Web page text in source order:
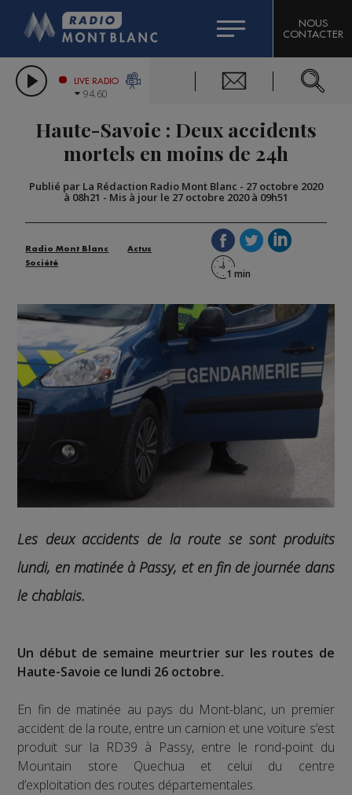
LES CHRONIQUES DE L'EXPERT
CITIZEN MACHINERY
GRAND MASSIF DOMAINES SKIABLES
BIGARD
COMPAGNIE DU MONT-BLANC
NOUS
CONTACTER
LIVE RADIO
94.60
Haute-Savoie : Deux accidents
mortels en moins de 24h
Publié par La Rédaction Radio Mont Blanc - 27 octobre 2020
à 08h21 - Mis à jour le 27 octobre 2020 à 09h51
Radio Mont Blanc
Actus
Société
Les deux accidents de la route se sont produits
lundi, en matinée à Passy, et en fin de journée dans
le chablais.
Un début de semaine meurtrier sur les routes de
Haute-Savoie ce lundi 26 octobre.
En fin de matinée au pays du Mont-blanc, un premier
accident de la route, entre un camion et une voiture s’est
produit sur la RD39 à Passy, entre le rond-point du
Mountain store Quechua et celui du centre
d’exploitation des routes départementales.